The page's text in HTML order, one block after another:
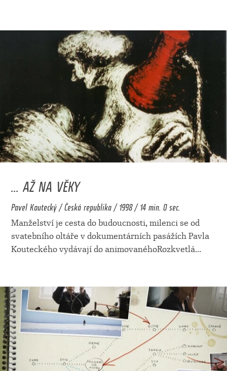
... AŽ NA VĚKY
Pavel Koutecký / Česká republika / 1998 / 14 min. 0 sec.
Manželství je cesta do budoucnosti, milenci se od
svatebního oltáře v dokumentárních pasážích Pavla
Kouteckého vydávají do animovanéhoRozkvetlá...